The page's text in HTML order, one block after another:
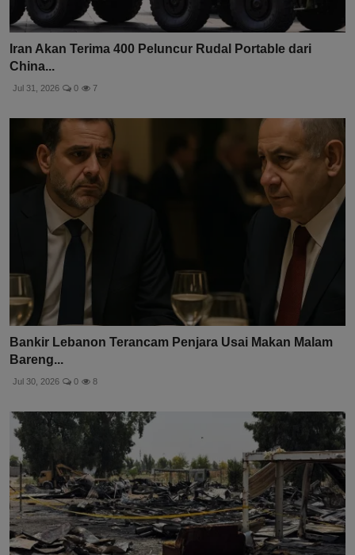
Iran Akan Terima 400 Peluncur Rudal Portable dari
China...
Jul 31, 2026 0 7
Bankir Lebanon Terancam Penjara Usai Makan Malam
Bareng...
Jul 30, 2026 0 8